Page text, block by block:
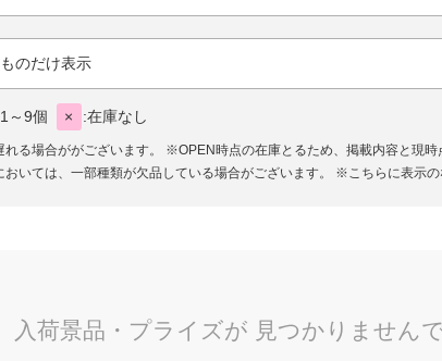
のだけ表示
1～9個 × 在庫なし
る場合ががございます。
※OPEN時点の在庫とるため、掲載内容と現時
いては、一部種類が欠品している場合がございます。
※こちらに表示の